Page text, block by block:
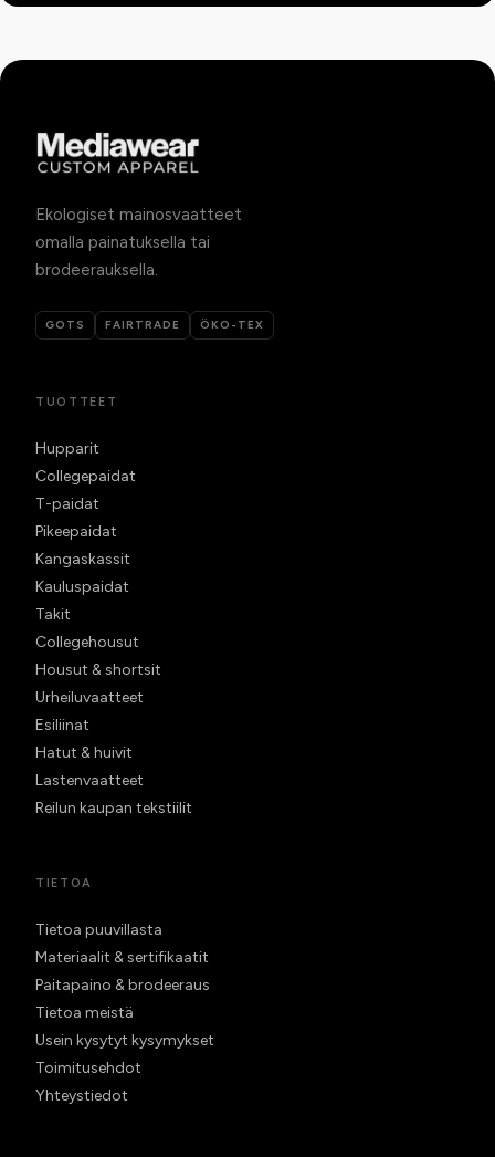
Ekologiset mainosvaatteet
omalla painatuksella tai
brodeerauksella.
GOTS FAIRTRADE ÖKO-TEX
TUOTTEET
Hupparit
Collegepaidat
T-paidat
Pikeepaidat
Kangaskassit
Kauluspaidat
Takit
Collegehousut
Housut & shortsit
Urheiluvaatteet
Esiliinat
Hatut & huivit
Lastenvaatteet
Reilun kaupan tekstiilit
TIETOA
Tietoa puuvillasta
Materiaalit & sertifikaatit
Paitapaino & brodeeraus
Tietoa meistä
Usein kysytyt kysymykset
Toimitusehdot
Yhteystiedot